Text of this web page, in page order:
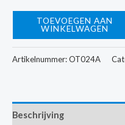
Tillotson
Motion
/
TOEVOEGEN AAN
WINKELWAGEN
Artikelnummer:OT024A
Beschrijving